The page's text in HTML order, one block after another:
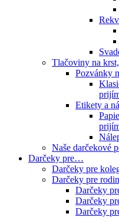
Tlačoviny na
Pozvánky
Etikety a
Naše darčekové
Darčeky pre…
Darčeky pre
Darčeky pre
Darčeky
Darčeky
Darčeky